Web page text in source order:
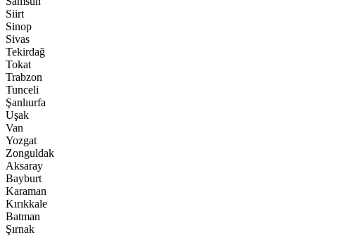
Siirt
Sinop
Sivas
Tekirdağ
Tokat
Trabzon
Tunceli
Şanlıurfa
Uşak
Van
Yozgat
Zonguldak
Aksaray
Bayburt
Karaman
Kırıkkale
Batman
Şırnak